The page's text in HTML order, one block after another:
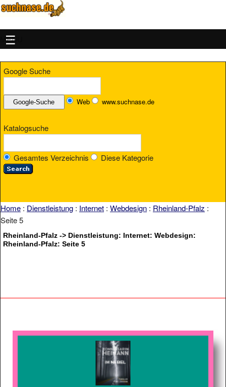
MENU
Google Suche
Web www.suchnase.de
Katalogsuche
Gesamtes Verzeichnis Diese Kategorie
Home : Dienstleistung : Internet : Webdesign : Rheinland-Pfalz :
Seite 5
Rheinland-Pfalz -> Dienstleistung: Internet: Webdesign:
Rheinland-Pfalz: Seite 5